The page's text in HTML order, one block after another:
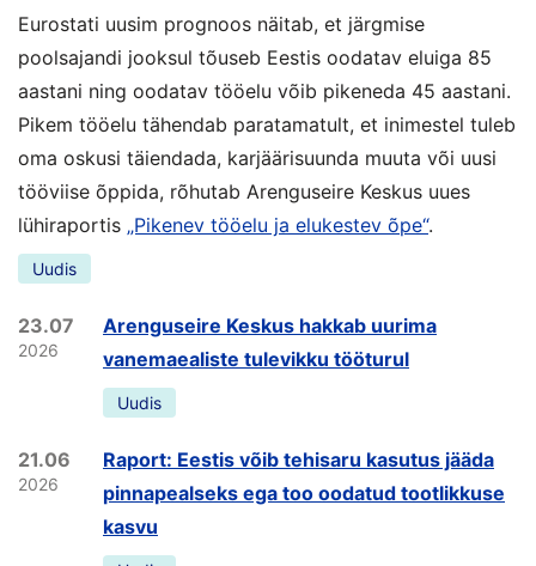
Eurostati uusim prognoos näitab, et järgmise
poolsajandi jooksul tõuseb Eestis oodatav eluiga 85
aastani ning oodatav tööelu võib pikeneda 45 aastani.
Pikem tööelu tähendab paratamatult, et inimestel tuleb
oma oskusi täiendada, karjäärisuunda muuta või uusi
tööviise õppida, rõhutab Arenguseire Keskus uues
lühiraportis „Pikenev tööelu ja elukestev õpe“.
Uudis
23.07
2026
Arenguseire Keskus hakkab uurima
vanemaealiste tulevikku tööturul
Uudis
21.06
2026
Raport: Eestis võib tehisaru kasutus jääda
pinnapealseks ega too oodatud tootlikkuse
kasvu